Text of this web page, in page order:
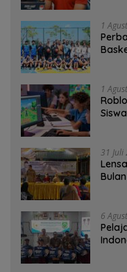
1
1
31 Juli
6